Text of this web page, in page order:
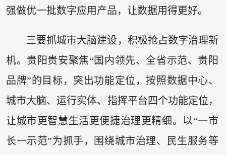
强做优一批数字应用产品，让数据用得更好。
三要抓城市大脑建设，积极抢占数字治理新
机。贵阳贵安聚焦“国内领先、全省示范、贵阳
品牌”的目标，突出功能定位，按照数据中心、
城市大脑、运行实体、指挥平台四个功能定位，
让城市更智慧生活更便捷治理更精细。以“一市
长一示范”为抓手，围绕城市治理、民生服务等